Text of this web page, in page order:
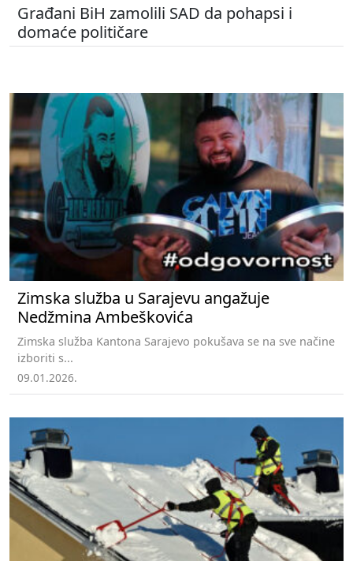
Građani BiH zamolili SAD da pohapsi i
domaće političare
Zimska služba u Sarajevu angažuje
Nedžmina Ambeškovića
Zimska služba Kantona Sarajevo pokušava se na sve načine
izboriti s...
09.01.2026.